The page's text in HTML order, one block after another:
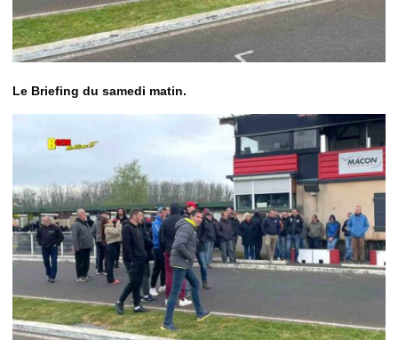
Le Briefing du samedi matin.